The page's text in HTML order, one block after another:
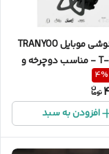
هولدر گوشی موبایل TRANYOO
مدل T-Z14 - مناسب دوچرخه و
4%
افزودن به سبد